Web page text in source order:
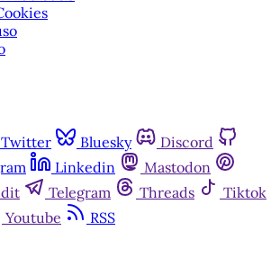
Twitter Bluesky
Discord
Linkedin
Mastodon
Telegram Threads
Tiktok
Youtube
RSS